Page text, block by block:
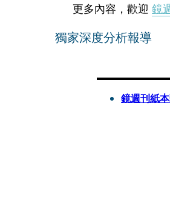
更多內容，歡迎 鏡
獨家深度分析報導
鏡週刊紙